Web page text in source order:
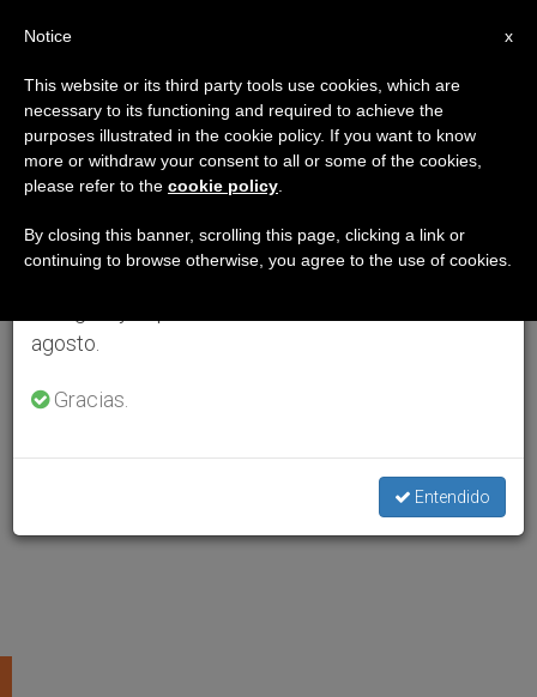
×
Aviso importante
Del 27 de julio al 7 de agosto haremos la pausa
anual, aprovechando que en el periodo de verano
se generan menos informaciones y también el
agosto.
Gracias.
Entendido
x
Notice
This website or its third party tools use cookies, which are
necessary to its functioning and required to achieve the
purposes illustrated in the cookie policy. If you want to know
more or withdraw your consent to all or some of the cookies,
please refer to the cookie policy
By closing this banner, scrolling this page, clicking a link or
continuing to browse otherwise, you agree to the use of cookies.